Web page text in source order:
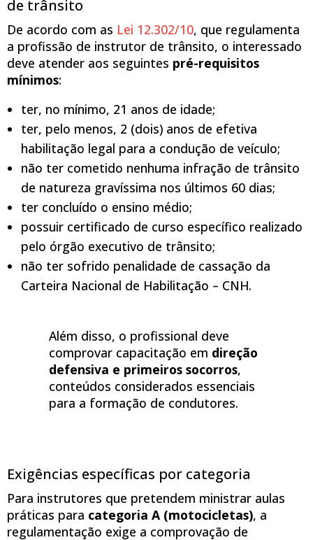
de trânsito
De acordo com as Lei 12.302/10, que regulamenta
a profissão de instrutor de trânsito, o interessado
deve atender aos seguintes pré-requisitos
mínimos:
ter, no mínimo, 21 anos de idade;
ter, pelo menos, 2 (dois) anos de efetiva
habilitação legal para a condução de veículo;
não ter cometido nenhuma infração de trânsito
de natureza gravíssima nos últimos 60 dias;
ter concluído o ensino médio;
possuir certificado de curso específico realizado
pelo órgão executivo de trânsito;
não ter sofrido penalidade de cassação da
Carteira Nacional de Habilitação – CNH.
Além disso, o profissional deve
comprovar capacitação em direção
defensiva e primeiros socorros,
conteúdos considerados essenciais
para a formação de condutores.
Exigências específicas por categoria
Para instrutores que pretendem ministrar aulas
práticas para categoria A (motocicletas), a
regulamentação exige a comprovação de